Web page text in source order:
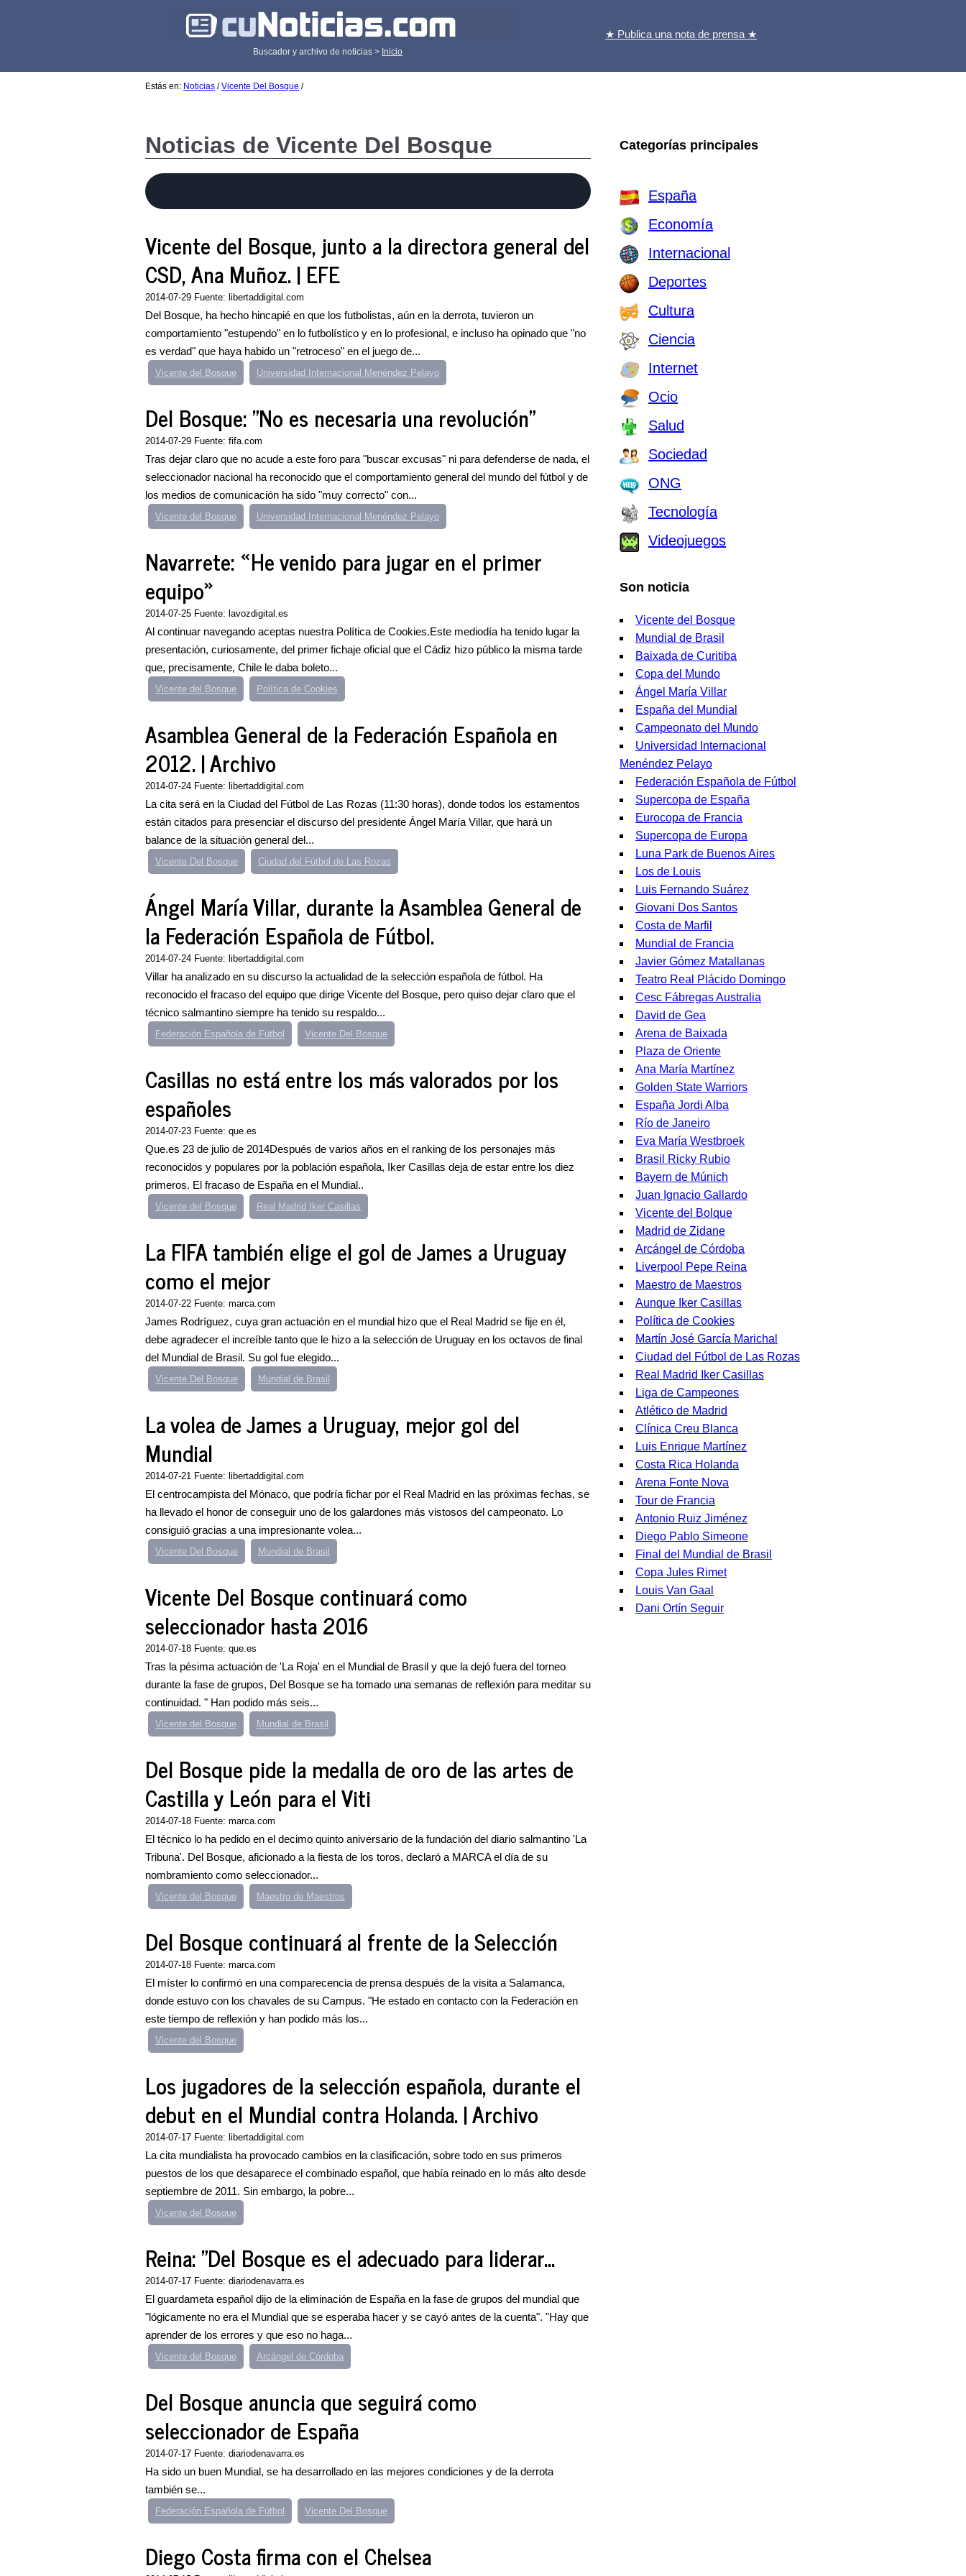
Buscador y archivo de noticias > Inicio
★ Publica una nota de prensa ★
Estás en: Noticias /Vicente Del Bosque /
Noticias de Vicente Del Bosque
Vicente del Bosque, junto a la directora general del
CSD, Ana Muñoz. | EFE
2014-07-29 Fuente: libertaddigital.com
Del Bosque, ha hecho hincapié en que los futbolistas, aún en la derrota, tuvieron un
comportamiento "estupendo" en lo futbolístico y en lo profesional, e incluso ha opinado que "no
es verdad" que haya habido un "retroceso" en el juego de...
Vicente del Bosque Universidad Internacional Menéndez Pelayo
Del Bosque: "No es necesaria una revolución"
2014-07-29 Fuente: fifa.com
Tras dejar claro que no acude a este foro para "buscar excusas" ni para defenderse de nada, el
seleccionador nacional ha reconocido que el comportamiento general del mundo del fútbol y de
los medios de comunicación ha sido "muy correcto" con...
Vicente del Bosque Universidad Internacional Menéndez Pelayo
Navarrete: «He venido para jugar en el primer
equipo»
2014-07-25 Fuente: lavozdigital.es
Al continuar navegando aceptas nuestra Política de Cookies.Este mediodía ha tenido lugar la
presentación, curiosamente, del primer fichaje oficial que el Cádiz hizo público la misma tarde
que, precisamente, Chile le daba boleto...
Vicente del Bosque Política de Cookies
Asamblea General de la Federación Española en
2012. | Archivo
2014-07-24 Fuente: libertaddigital.com
La cita será en la Ciudad del Fútbol de Las Rozas (11:30 horas), donde todos los estamentos
están citados para presenciar el discurso del presidente Ángel María Villar, que hará un
balance de la situación general del...
Vicente Del Bosque Ciudad del Fútbol de Las Rozas
Ángel María Villar, durante la Asamblea General de
la Federación Española de Fútbol.
2014-07-24 Fuente: libertaddigital.com
Villar ha analizado en su discurso la actualidad de la selección española de fútbol. Ha
reconocido el fracaso del equipo que dirige Vicente del Bosque, pero quiso dejar claro que el
técnico salmantino siempre ha tenido su respaldo...
Federación Española de Fútbol Vicente Del Bosque
Casillas no está entre los más valorados por los
españoles
2014-07-23 Fuente: que.es
Que.es 23 de julio de 2014Después de varios años en el ranking de los personajes más
reconocidos y populares por la población española, Iker Casillas deja de estar entre los diez
primeros. El fracaso de España en el Mundial..
Vicente del Bosque Real Madrid Iker Casillas
La FIFA también elige el gol de James a Uruguay
como el mejor
2014-07-22 Fuente: marca.com
James Rodríguez, cuya gran actuación en el mundial hizo que el Real Madrid se fije en él,
debe agradecer el increíble tanto que le hizo a la selección de Uruguay en los octavos de final
del Mundial de Brasil. Su gol fue elegido...
Vicente Del Bosque Mundial de Brasil
La volea de James a Uruguay, mejor gol del
Mundial
2014-07-21 Fuente: libertaddigital.com
El centrocampista del Mónaco, que podría fichar por el Real Madrid en las próximas fechas, se
ha llevado el honor de conseguir uno de los galardones más vistosos del campeonato. Lo
consiguió gracias a una impresionante volea...
Vicente Del Bosque Mundial de Brasil
Vicente Del Bosque continuará como
seleccionador hasta 2016
2014-07-18 Fuente: que.es
Tras la pésima actuación de 'La Roja' en el Mundial de Brasil y que la dejó fuera del torneo
durante la fase de grupos, Del Bosque se ha tomado una semanas de reflexión para meditar su
continuidad. " Han podido más seis...
Vicente del Bosque Mundial de Brasil
Del Bosque pide la medalla de oro de las artes de
Castilla y León para el Viti
2014-07-18 Fuente: marca.com
El técnico lo ha pedido en el decimo quinto aniversario de la fundación del diario salmantino 'La
Tribuna'. Del Bosque, aficionado a la fiesta de los toros, declaró a MARCA el día de su
nombramiento como seleccionador...
Vicente del Bosque Maestro de Maestros
Del Bosque continuará al frente de la Selección
2014-07-18 Fuente: marca.com
El míster lo confirmó en una comparecencia de prensa después de la visita a Salamanca,
donde estuvo con los chavales de su Campus. "He estado en contacto con la Federación en
este tiempo de reflexión y han podido más los...
Vicente del Bosque
Los jugadores de la selección española, durante el
debut en el Mundial contra Holanda. | Archivo
2014-07-17 Fuente: libertaddigital.com
La cita mundialista ha provocado cambios en la clasificación, sobre todo en sus primeros
puestos de los que desaparece el combinado español, que había reinado en lo más alto desde
septiembre de 2011. Sin embargo, la pobre...
Vicente del Bosque
Reina: "Del Bosque es el adecuado para liderar...
2014-07-17 Fuente: diariodenavarra.es
El guardameta español dijo de la eliminación de España en la fase de grupos del mundial que
"lógicamente no era el Mundial que se esperaba hacer y se cayó antes de la cuenta". "Hay que
aprender de los errores y que eso no haga...
Vicente del Bosque Arcángel de Córdoba
Del Bosque anuncia que seguirá como
seleccionador de España
2014-07-17 Fuente: diariodenavarra.es
Ha sido un buen Mundial, se ha desarrollado en las mejores condiciones y de la derrota
también se...
Federación Española de Fútbol Vicente Del Bosque
Diego Costa firma con el Chelsea
Categorías principales
España
Economía
Internacional
Deportes
Cultura
Ciencia
Internet
Ocio
Salud
Sociedad
ONG
Tecnología
Videojuegos
Son noticia
Vicente del Bosque
Mundial de Brasil
Baixada de Curitiba
Copa del Mundo
Ángel María Villar
España del Mundial
Campeonato del Mundo
Universidad Internacional
Menéndez Pelayo
Federación Española de Fútbol
Supercopa de España
Eurocopa de Francia
Supercopa de Europa
Luna Park de Buenos Aires
Los de Louis
Luis Fernando Suárez
Giovani Dos Santos
Costa de Marfil
Mundial de Francia
Javier Gómez Matallanas
Teatro Real Plácido Domingo
Cesc Fábregas Australia
David de Gea
Arena de Baixada
Plaza de Oriente
Ana María Martínez
Golden State Warriors
España Jordi Alba
Río de Janeiro
Eva María Westbroek
Brasil Ricky Rubio
Bayern de Múnich
Juan Ignacio Gallardo
Vicente del Bolque
Madrid de Zidane
Arcángel de Córdoba
Liverpool Pepe Reina
Maestro de Maestros
Aunque Iker Casillas
Política de Cookies
Martín José García Marichal
Ciudad del Fútbol de Las Rozas
Real Madrid Iker Casillas
Liga de Campeones
Atlético de Madrid
Clínica Creu Blanca
Luis Enrique Martínez
Costa Rica Holanda
Arena Fonte Nova
Tour de Francia
Antonio Ruiz Jiménez
Diego Pablo Simeone
Final del Mundial de Brasil
Copa Jules Rimet
Louis Van Gaal
Dani Ortín Seguir